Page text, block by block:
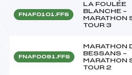
FNAF0101.FFS
LA FOULÉE
BLANCHE –
MARATHON
TOUR 3
FNAF0091.FFS
MARATHON
BESSANS –
MARATHON
TOUR 2